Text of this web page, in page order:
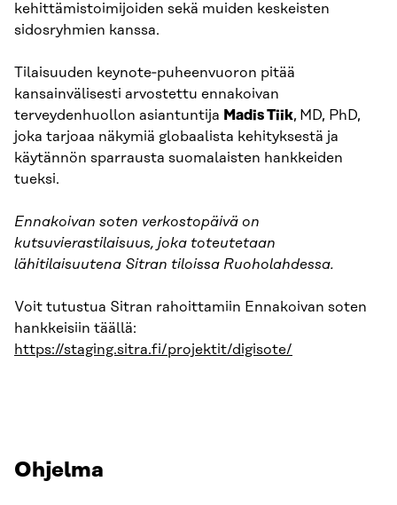
kehittämistoimijoiden sekä muiden keskeisten
sidosryhmien kanssa.
Tilaisuuden keynote‑puheenvuoron pitää
kansainvälisesti arvostettu ennakoivan
terveydenhuollon asiantuntija Madis Tiik, MD, PhD,
joka tarjoaa näkymiä globaalista kehityksestä ja
käytännön sparrausta suomalaisten hankkeiden
tueksi.
Ennakoivan soten verkostopäivä on
kutsuvierastilaisuus, joka toteutetaan
lähitilaisuutena Sitran tiloissa Ruoholahdessa.
Voit tutustua Sitran rahoittamiin Ennakoivan soten
hankkeisiin täällä:
https://staging.sitra.fi/projektit/digisote/
Ohjelma